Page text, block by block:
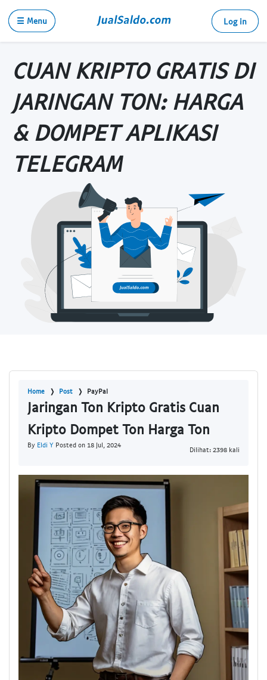
☰ Menu Log in
CUAN KRIPTO GRATIS DI
JARINGAN TON: HARGA
& DOMPET APLIKASI
TELEGRAM
Home Post PayPal
Jaringan Ton Kripto Gratis Cuan
Kripto Dompet Ton Harga Ton
By Eldi Y Posted on 18 Jul, 2024
Dilihat: 2398 kali